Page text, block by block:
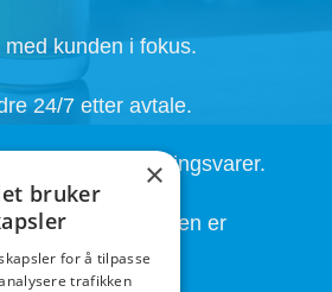
kunden i fokus.
24/7 etter avtale.
Også på bestillingsvarer.
etter at handelen er
×
bruker
for å tilpasse
trafikken